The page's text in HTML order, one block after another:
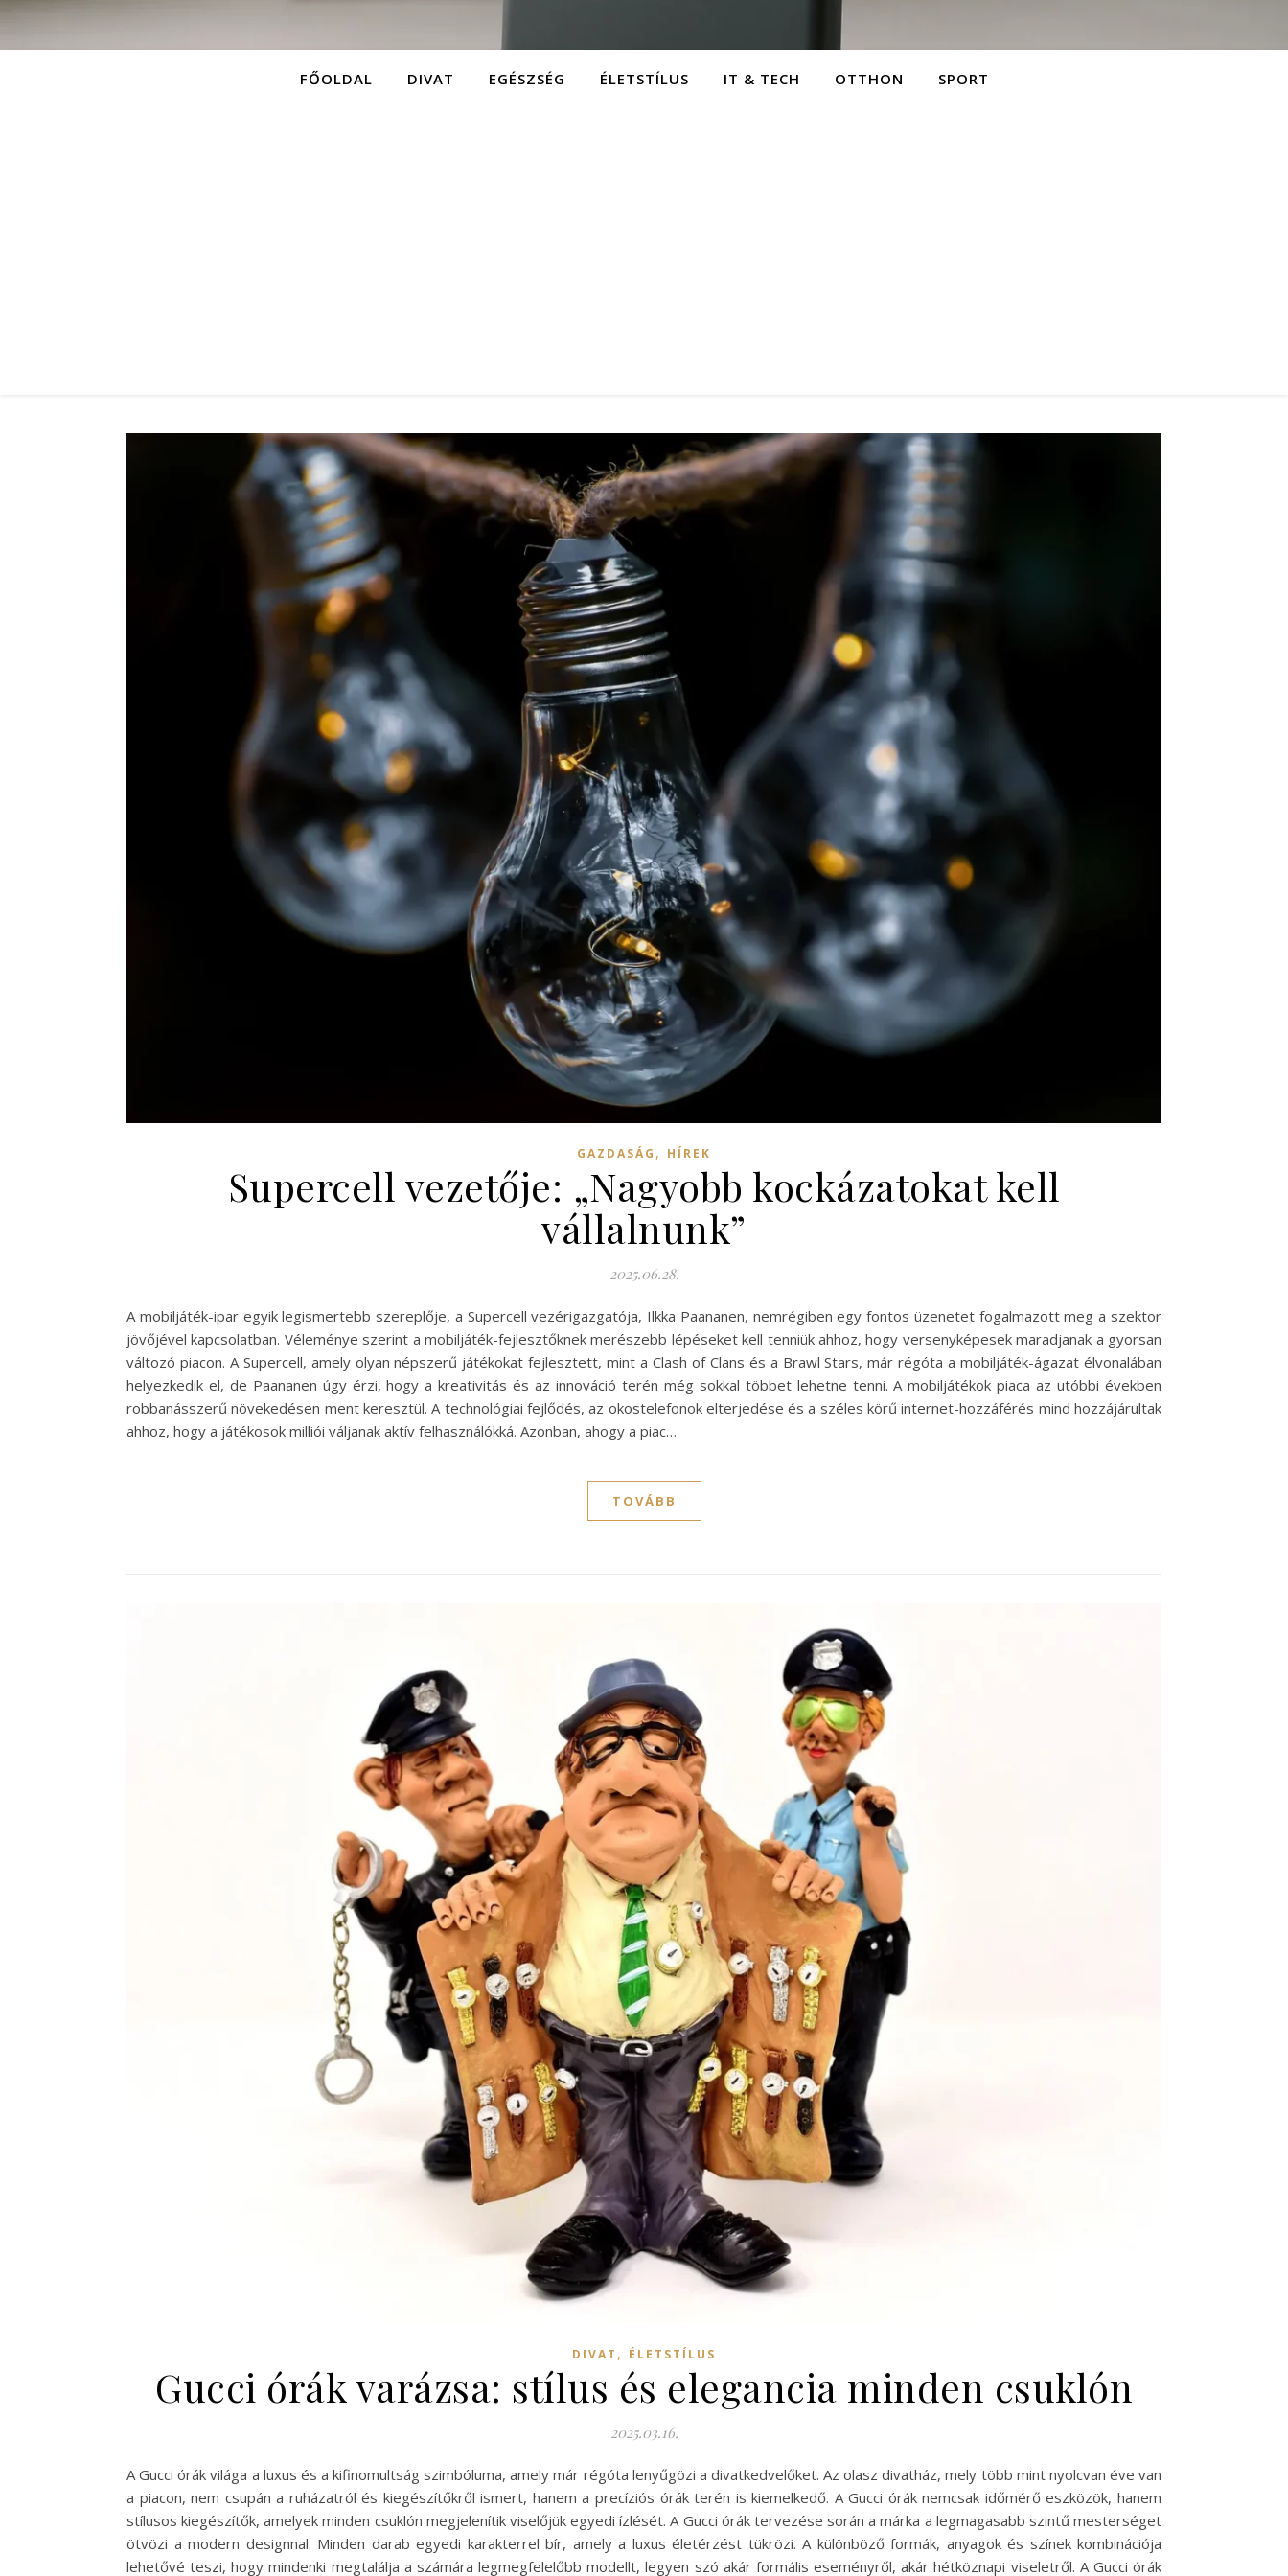
FŐOLDAL DIVAT EGÉSZSÉG ÉLETSTÍLUS IT & TECH OTTHON SPORT
GAZDASÁG , HÍREK
Supercell vezetője: „Nagyobb kockázatokat kell
vállalnunk”
2025.06.28.
A mobiljáték-ipar egyik legismertebb szereplője, a Supercell vezérigazgatója, Ilkka Paananen, nemrégiben egy fontos üzenetet fogalmazott meg a szektor
jövőjével kapcsolatban. Véleménye szerint a mobiljáték-fejlesztőknek merészebb lépéseket kell tenniük ahhoz, hogy versenyképesek maradjanak a gyorsan
változó piacon. A Supercell, amely olyan népszerű játékokat fejlesztett, mint a Clash of Clans és a Brawl Stars, már régóta a mobiljáték-ágazat élvonalában
helyezkedik el, de Paananen úgy érzi, hogy a kreativitás és az innováció terén még sokkal többet lehetne tenni. A mobiljátékok piaca az utóbbi években
robbanásszerű növekedésen ment keresztül. A technológiai fejlődés, az okostelefonok elterjedése és a széles körű internet-hozzáférés mind hozzájárultak
ahhoz, hogy a játékosok milliói váljanak aktív felhasználókká. Azonban, ahogy a piac…
TOVÁBB
DIVAT , ÉLETSTÍLUS
Gucci órák varázsa: stílus és elegancia minden csuklón
2025.03.16.
A Gucci órák világa a luxus és a kifinomultság szimbóluma, amely már régóta lenyűgözi a divatkedvelőket. Az olasz divatház, mely több mint nyolcvan éve van
a piacon, nem csupán a ruházatról és kiegészítőkről ismert, hanem a precíziós órák terén is kiemelkedő. A Gucci órák nemcsak időmérő eszközök, hanem
stílusos kiegészítők, amelyek minden csuklón megjelenítik viselőjük egyedi ízlését. A Gucci órák tervezése során a márka a legmagasabb szintű mesterséget
ötvözi a modern designnal. Minden darab egyedi karakterrel bír, amely a luxus életérzést tükrözi. A különböző formák, anyagok és színek kombinációja
lehetővé teszi, hogy mindenki megtalálja a számára legmegfelelőbb modellt, legyen szó akár formális eseményről, akár hétköznapi viseletről. A Gucci órák